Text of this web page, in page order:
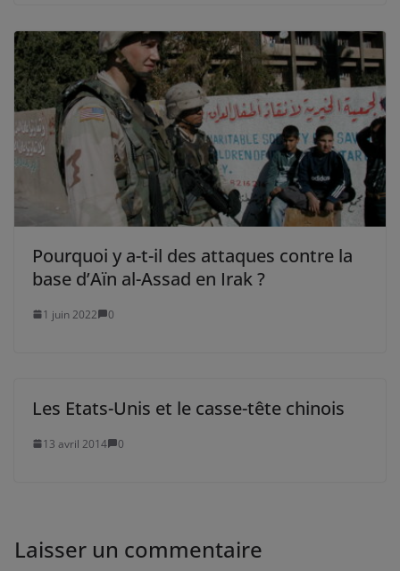
Pourquoi y a-t-il des attaques contre la
base d’Aïn al-Assad en Irak ?
1 juin 2022 0
Les Etats-Unis et le casse-tête chinois
13 avril 2014 0
Laisser un commentaire